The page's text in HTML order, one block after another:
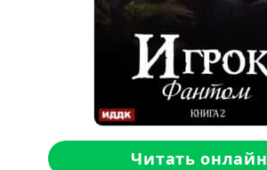
Читать онлайн